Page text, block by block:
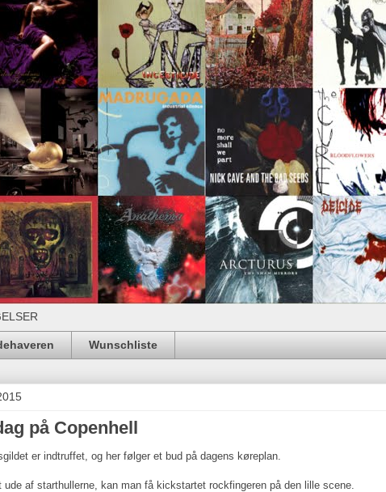
Wunschliste
på Copenhell
er indtruffet, og her følger et bud på dagens køreplan.
ude af starthullerne, kan man få kickstartet rockfingeren på den lille scene.